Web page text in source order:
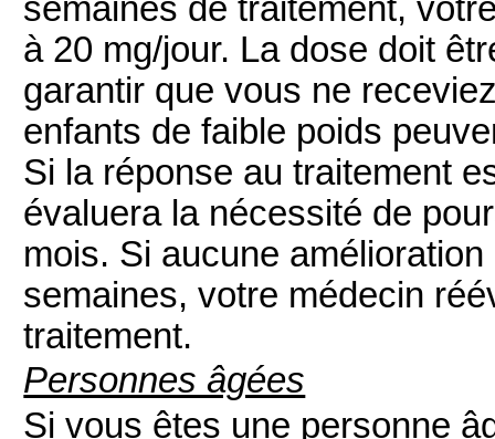
semaines de traitement,
à 20 mg/jour. La dose doit
garantir que vous ne
enfants de faible poids
Si la réponse au traitement
évaluera la nécessité de
mois. Si aucune
semaines, votre médecin
traitement.
Personnes âgées
Si vous êtes une personne